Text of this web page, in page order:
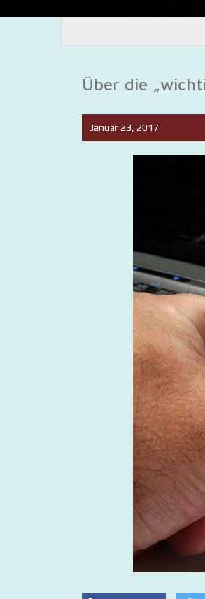
Über die
Januar 23, 2017